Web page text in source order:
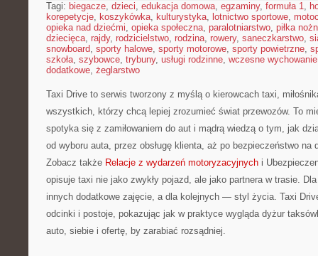
Tagi: biegacze, dzieci, edukacja domowa, egzaminy, formuła 1,
korepetycje, koszykówka, kulturystyka, lotnictwo sportowe,
opieka nad dziećmi, opieka społeczna, paralotniarstwo, piłka
dziecięca, rajdy, rodzicielstwo, rodzina, rowery, saneczkarstwo,
snowboard, sporty halowe, sporty motorowe, sporty powietrzne,
szkoła, szybowce, trybuny, usługi rodzinne, wczesne wychowanie
dodatkowe, żeglarstwo
Taxi Drive to serwis tworzony z myślą o kierowcach taxi,
wszystkich, którzy chcą lepiej zrozumieć świat przewozów. To
spotyka się z zamiłowaniem do aut i mądrą wiedzą o tym, jak
od wyboru auta, przez obsługę klienta, aż po bezpieczeństwo na
Zobacz także Relacje z wydarzeń motoryzacyjnych i
opisuje taxi nie jako zwykły pojazd, ale jako partnera w trasie.
innych dodatkowe zajęcie, a dla kolejnych — styl życia. Taxi
odcinki i postoje, pokazując jak w praktyce wygląda dyżur
auto, siebie i ofertę, by zarabiać rozsądniej.